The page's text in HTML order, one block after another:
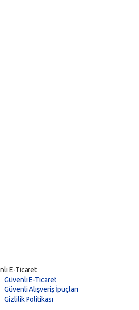
E-Ticaret
Güvenli E-Ticaret
Güvenli Alışveriş İpuçları
Gizlilik Politikası